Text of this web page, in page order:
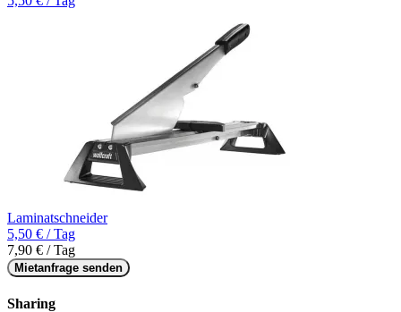
Laminatschneider
5,50 € / Tag
7,90 € / Tag
Mietanfrage senden
Sharing